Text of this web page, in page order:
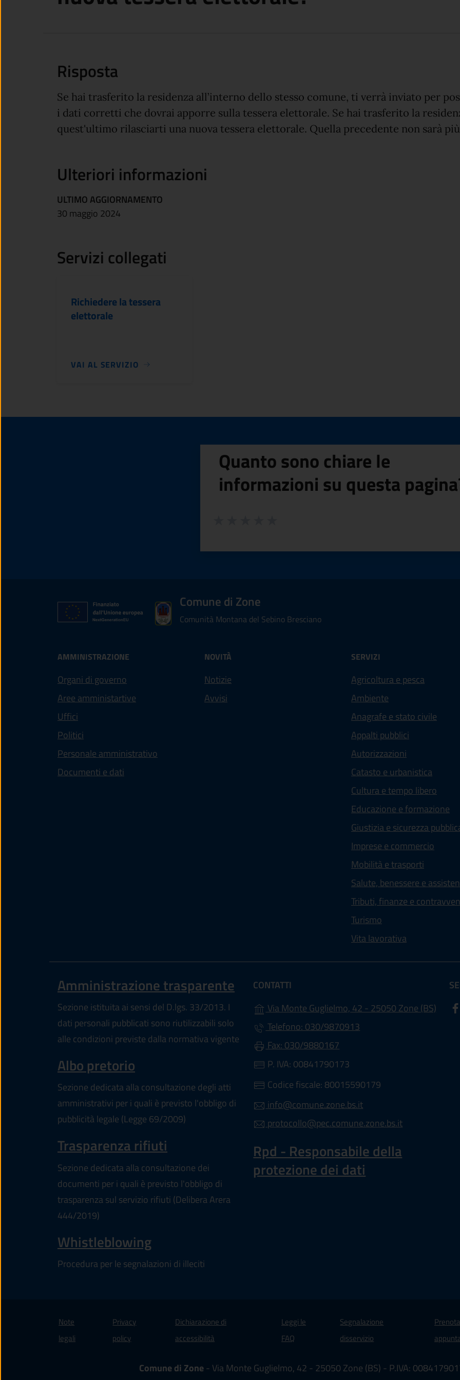
Risposta
Se hai trasferito la residenza all’interno dello stesso comune, ti verrà inviato per
i dati corretti che dovrai apporre sulla tessera elettorale. Se hai trasferito la
quest'ultimo rilasciarti una nuova tessera elettorale. Quella precedente non sarà
Ulteriori informazioni
ULTIMO AGGIORNAMENTO
30 maggio 2024
Servizi collegati
Richiedere la tessera
elettorale
VAI AL SERVIZIO
Quanto sono chiare le
informazioni su questa
Comune di Zone
Comunità Montana del Sebino Bresciano
AMMINISTRAZIONE
Organi di governo
Aree amministartive
Uffici
Politici
Personale amministrativo
Documenti e dati
NOVITÀ
Notizie
Avvisi
SERVIZI
Agricoltura e pesca
Ambiente
Anagrafe e stato civile
Appalti pubblici
Autorizzazioni
Catasto e urbanistica
Cultura e tempo libero
Educazione e formazione
Giustizia e sicurezza
Imprese e commercio
Mobilità e trasporti
Salute, benessere e
Tributi, finanze e
Turismo
Vita lavorativa
Amministrazione trasparente
Sezione istituita ai sensi del D.lgs. 33/2013. I
dati personali pubblicati sono riutilizzabili solo
alle condizioni previste dalla normativa vigente
Albo pretorio
Sezione dedicata alla consultazione degli atti
amministrativi per i quali è previsto l'obbligo di
pubblicità legale (Legge 69/2009)
Trasparenza rifiuti
Sezione dedicata alla consultazione dei
documenti per i quali è previsto l'obbligo di
trasparenza sul servizio rifiuti (Delibera Arera
444/2019)
Whistleblowing
Procedura per le segnalazioni di illeciti
CONTATTI
Via Monte Guglielmo, 42 - 25050 Zone (BS)
Telefono: 030/9870913
Fax: 030/9880167
P. IVA: 00841790173
Codice fiscale: 80015590179
info@comune.zone.bs.it
protocollo@pec.comune.zone.bs.it
Rpd - Responsabile della
protezione dei dati
Note
legali
Privacy
policy
Dichiarazione di
accessibilità (apre in un'altra scheda).
Leggi le
FAQ
Segnalazione
disservizio
Comune di Zone- Via Monte Guglielmo, 42 - 25050 Zone (BS) - P.IVA: